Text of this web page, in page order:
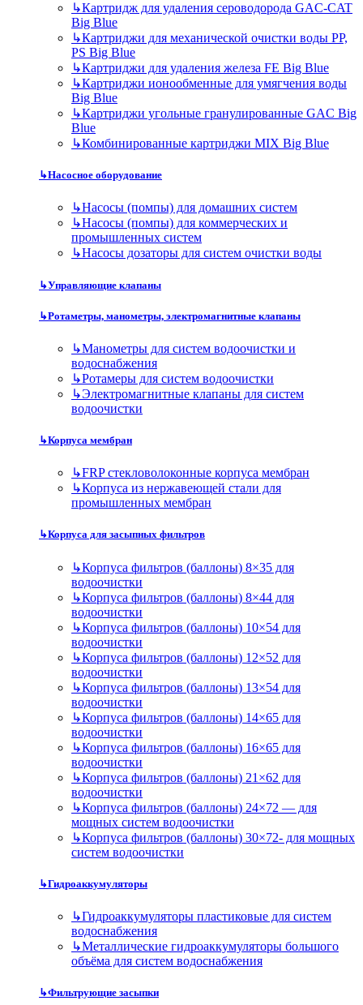
↳Картридж для удаления сероводорода GAC-CAT
Big Blue
↳Картриджи для механической очистки воды PP,
PS Big Blue
↳Картриджи для удаления железа FE Big Blue
↳Картриджи ионообменные для умягчения воды
Big Blue
↳Картриджи угольные гранулированные GAC Big
Blue
↳Комбинированные картриджи MIX Big Blue
↳Насосное оборудование
↳Насосы (помпы) для домашних систем
↳Насосы (помпы) для коммерческих и
промышленных систем
↳Насосы дозаторы для систем очистки воды
↳Управляющие клапаны
↳Ротаметры, манометры, электромагнитные клапаны
↳Манометры для систем водоочистки и
водоснабжения
↳Ротамеры для систем водоочистки
↳Электромагнитные клапаны для систем
водоочистки
↳Корпуса мембран
↳FRP стекловолоконные корпуса мембран
↳Корпуса из нержавеющей стали для
промышленных мембран
↳Корпуса для засыпных фильтров
↳Корпуса фильтров (баллоны) 8×35 для
водоочистки
↳Корпуса фильтров (баллоны) 8×44 для
водоочистки
↳Корпуса фильтров (баллоны) 10×54 для
водоочистки
↳Корпуса фильтров (баллоны) 12×52 для
водоочистки
↳Корпуса фильтров (баллоны) 13×54 для
водоочистки
↳Корпуса фильтров (баллоны) 14×65 для
водоочистки
↳Корпуса фильтров (баллоны) 16×65 для
водоочистки
↳Корпуса фильтров (баллоны) 21×62 для
водоочистки
↳Корпуса фильтров (баллоны) 24×72 — для
мощных систем водоочистки
↳Корпуса фильтров (баллоны) 30×72- для мощных
систем водоочистки
↳Гидроаккумуляторы
↳Гидроаккумуляторы пластиковые для систем
водоснабжения
↳Металлические гидроаккумуляторы большого
объёма для систем водоснабжения
↳Фильтрующие засыпки